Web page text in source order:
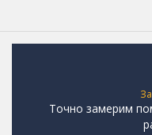
Точно замерим